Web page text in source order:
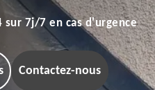
sur 7j/7 en cas d'urgence
Contactez-nous